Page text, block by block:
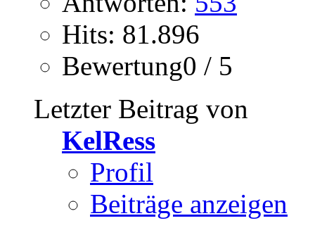
Hits: 81.896
Bewertung0 / 5
Letzter Beitrag von
KelRess
Profil
Beiträge anzeigen